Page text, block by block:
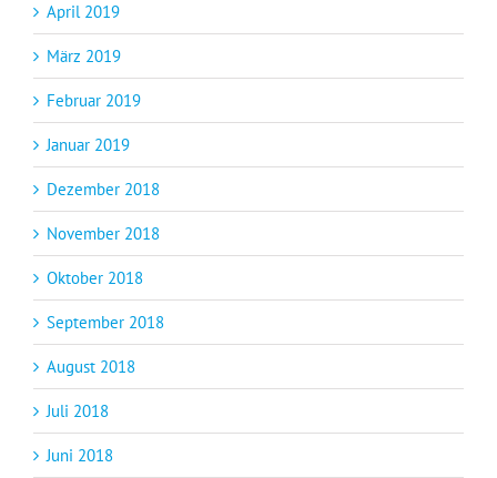
April 2019
März 2019
Februar 2019
Januar 2019
Dezember 2018
November 2018
Oktober 2018
September 2018
August 2018
Juli 2018
Juni 2018